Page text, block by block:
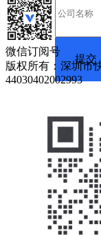
微信订阅号
版权所有：深圳市
44030402002993